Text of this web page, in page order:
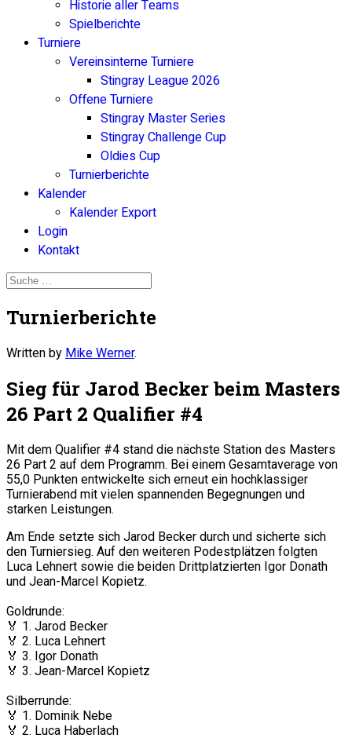
Historie aller Teams
Spielberichte
Turniere
Vereinsinterne Turniere
Stingray League 2026
Offene Turniere
Stingray Master Series
Stingray Challenge Cup
Oldies Cup
Turnierberichte
Kalender
Kalender Export
Login
Kontakt
Turnierberichte
Written by Mike Werner.
Sieg für Jarod Becker beim Masters
26 Part 2 Qualifier #4
Mit dem Qualifier #4 stand die nächste Station des Masters
26 Part 2 auf dem Programm. Bei einem Gesamtaverage von
55,0 Punkten entwickelte sich erneut ein hochklassiger
Turnierabend mit vielen spannenden Begegnungen und
starken Leistungen.
Am Ende setzte sich Jarod Becker durch und sicherte sich
den Turniersieg. Auf den weiteren Podestplätzen folgten
Luca Lehnert sowie die beiden Drittplatzierten Igor Donath
und Jean-Marcel Kopietz.
Goldrunde:
🏅 1. Jarod Becker
🏅 2. Luca Lehnert
🏅 3. Igor Donath
🏅 3. Jean-Marcel Kopietz
Silberrunde:
🏅 1. Dominik Nebe
🏅 2. Luca Haberlach